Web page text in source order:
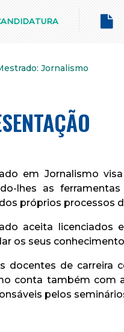
Jornalismo
em Jornalismo
lhes as
próprios processos
aceita licenciados
os seus
docentes de carreira
conta também com
pelos